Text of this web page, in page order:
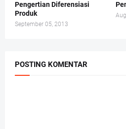
Pengertian Diferensiasi
Produk
September 05, 2013
POSTING KOMENTAR